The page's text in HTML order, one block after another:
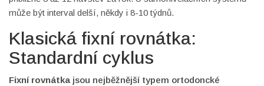
může být interval delší, někdy i 8-10 týdnů.
Klasická fixní rovnátka:
Standardní cyklus
Fixní rovnátka jsou nejběžnější typem ortodoncké